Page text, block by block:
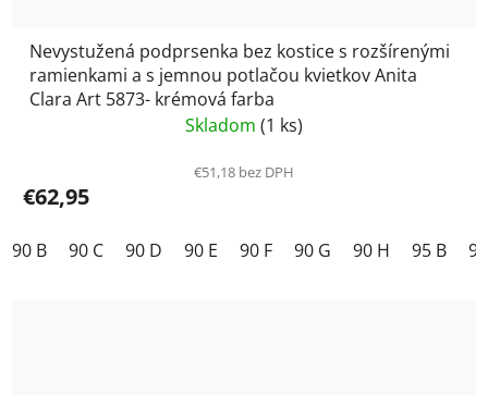
Nevystužená podprsenka bez kostice s rozšírenými
ramienkami a s jemnou potlačou kvietkov Anita
Clara Art 5873- krémová farba
Skladom (1 ks)
€51,18 bez DPH
€62,95
90 B 90 C 90 D 90 E 90 F 90 G 90 H 95 B